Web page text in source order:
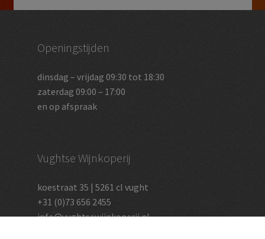
Openingstijden
dinsdag – vrijdag 09:30 tot 18:30
zaterdag 09:00 – 17:00
en op afspraak
Vughtse Wijnkoperij
koestraat 35 | 5261 cl vught
+31 (0)73 656 2455
info@vughtsewijnkoperij.nl